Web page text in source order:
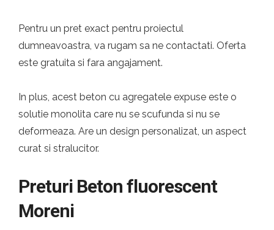
Pentru un pret exact pentru proiectul
dumneavoastra, va rugam sa ne contactati. Oferta
este gratuita si fara angajament.
In plus, acest beton cu agregatele expuse este o
solutie monolita care nu se scufunda si nu se
deformeaza. Are un design personalizat, un aspect
curat si stralucitor.
Preturi Beton fluorescent
Moreni